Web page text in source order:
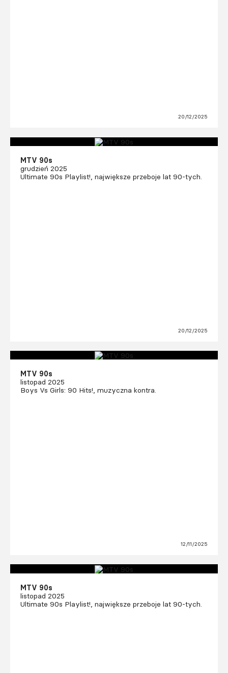
20/12/2025
MTV 90s
grudzień 2025
Ultimate 90s Playlist!, największe przeboje lat 90-tych.
20/12/2025
MTV 90s
listopad 2025
Boys Vs Girls: 90 Hits!, muzyczna kontra.
12/11/2025
MTV 90s
listopad 2025
Ultimate 90s Playlist!, największe przeboje lat 90-tych.